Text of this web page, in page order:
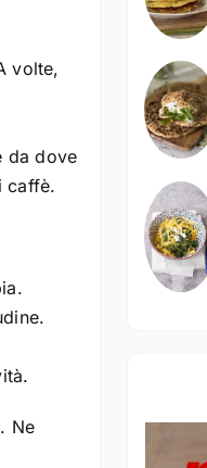
volte,
da dove
caffè.
Ne